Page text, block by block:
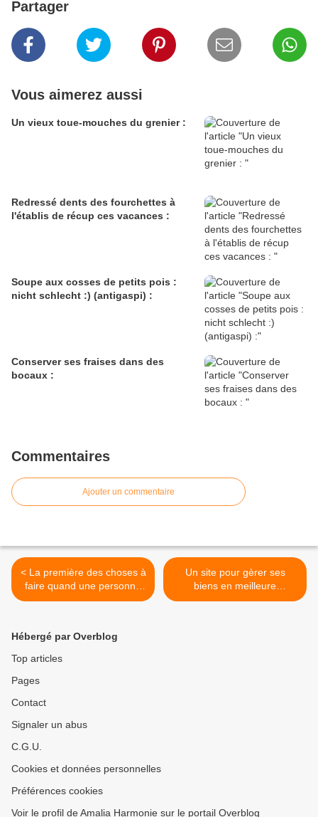
Partager
Vous aimerez aussi
Un vieux toue-mouches du grenier :
Redressé dents des fourchettes à
l'établis de récup ces vacances :
Soupe aux cosses de petits pois :
nicht schlecht :) (antigaspi) :
Conserver ses fraises dans des
bocaux :
Commentaires
Ajouter un commentaire
< La première des choses à
faire quand une personne
est malade :
Un site pour gèrer ses
biens en meilleure
connaissance : >
Hébergé par Overblog
Top articles
Pages
Contact
Signaler un abus
C.G.U.
Cookies et données personnelles
Préférences cookies
Voir le profil de Amalia Harmonie sur le portail Overblog